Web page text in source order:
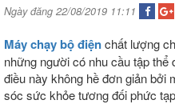
Ngày đăng 22/08/2019 11:11
Máy chạy bộ điệnchất lượng
những người có nhu cầu tập thể
điều này không hề đơn giản bởi
sóc sức khỏe tương đối phức